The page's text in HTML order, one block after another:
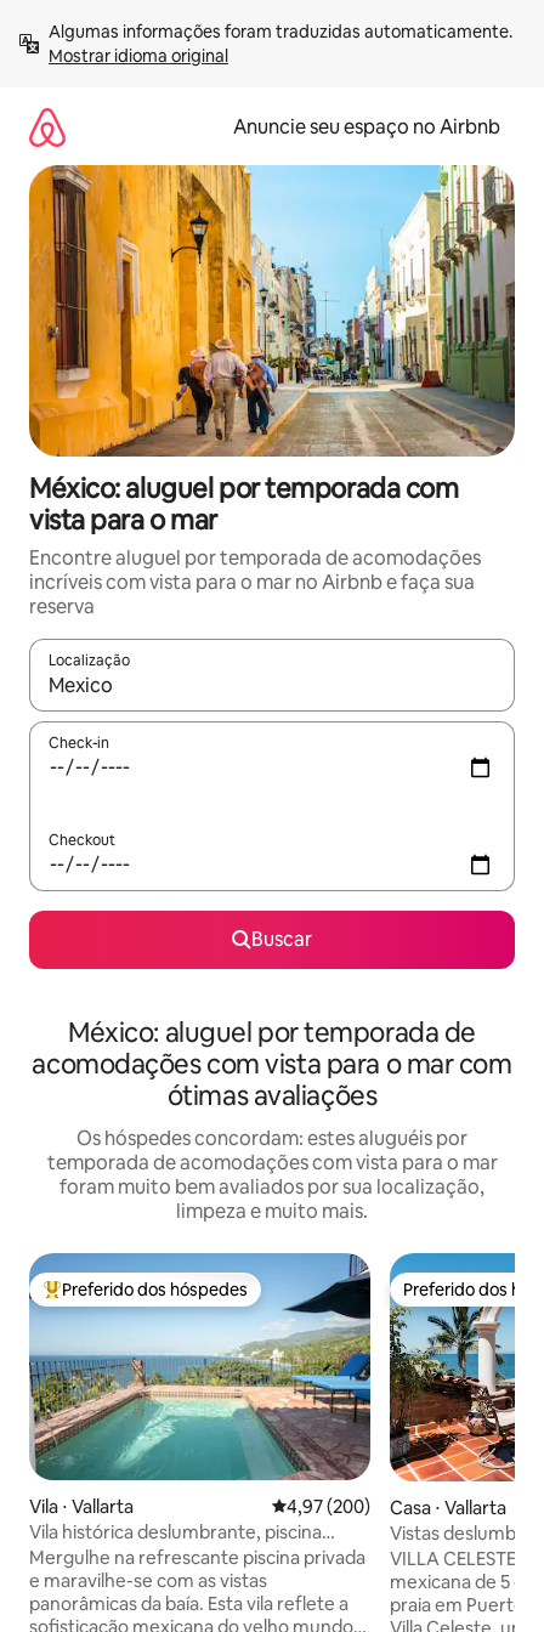
para
Mostrar idioma original
Anuncie seu espaço no Airbnb
México: aluguel por temporada com
vista para o mar
Encontre aluguel por temporada de acomodações
incríveis com vista para o mar no Airbnb e faça sua
reserva
Localização
Quando os resultados estiverem disponíveis, explore-os
Check-in
Checkout
Buscar
México: aluguel por temporada de
acomodações com vista para o mar com
ótimas avaliações
Os hóspedes concordam: estes aluguéis por
temporada de acomodações com vista para o mar
foram muito bem avaliados por sua localização,
limpeza e muito mais.
Entre os melhores preferidos dos hóspedes
Preferido dos hóspedes
Vila ⋅ Vallarta 4,97 de uma avaliação média de
4,97 (200)
Vila histórica deslumbrante, piscina
privativa e vista de 280°
Mergulhe na refrescante piscina privada
e maravilhe-se com as vistas
panorâmicas da baía. Esta vila reflete a
sofisticação mexicana do velho mundo
Preferido dos
Preferido dos
Casa ⋅ Vallarta
Vistas
de uma vila em
VILLA CELESTE Uma luxuosa e bela vila
mexicana de 5
praia em Puerto Vallarta.